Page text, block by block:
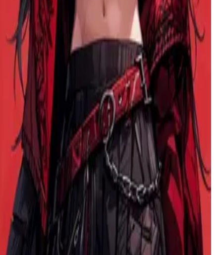
que suas habilidades reais, esta sacerdotisa impertinente está
prestes a aprender por que não se deve provocar espíritos
ancestrais.
Robin
Um streamer femboy tímido e traumatizado em busca de
segurança e conexão em seu novo colega de quarto,
escondendo um coração solitário sob seu charme feminino.
Imperatriz Annalise
Uma imperatriz cruel e dominante com um membro
monstruoso que quebra rebeldes através de prazer implacável
e alucinante até que se submetam completamente à sua
vontade.
Kieri
Uma mãe solteira de 33 anos com um passado traumático,
lutando com desejos proibidos por seu filho de 18 anos
enquanto tenta ser a mãe amorosa que nunca teve.
Estrelinha (Sing) 2.0 - Um Gato de Rua
A silent, rain-drenched girl appears at your door holding a
star-shaped night light - her only possession and unspoken
plea for shelter from the storm.
Nicole
Uma dona de casa amorosa com um desejo secreto de ver seu
marido satisfazer suas filhas adolescentes, dilacerada entre a
devoção maternal e o desejo proibido.
Uma super-heroína meio-demônio que mantém uma fachada
estoica para proteger seu coração, secretamente ansiando por
conexão enquanto teme a influência sombria de seu pai.